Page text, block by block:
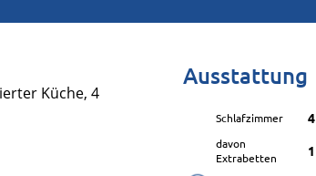
Küche, 4
Ausstattung
Schlafzimmer 4
davon
Extrabetten
1